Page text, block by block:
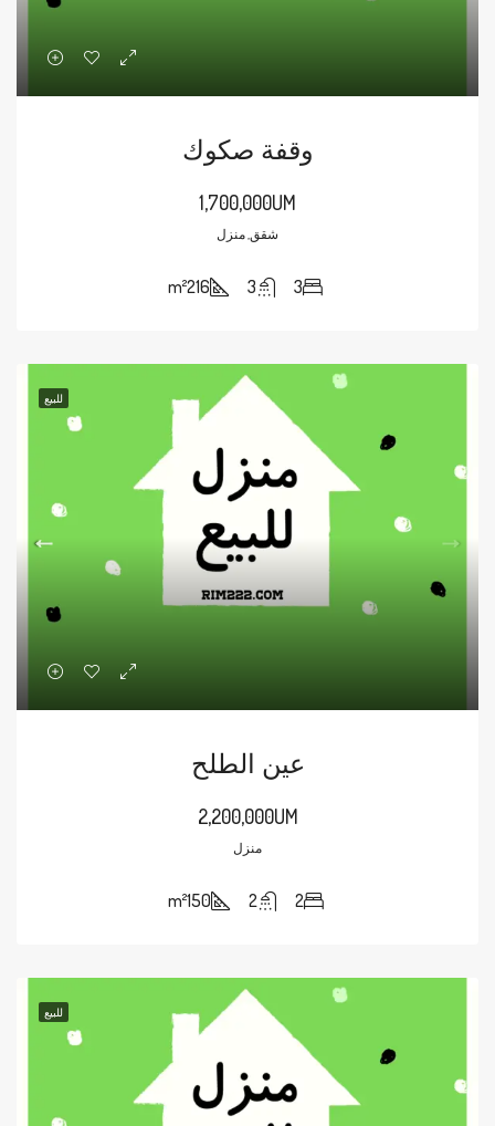
وقفة صكوك
1,700,000UM
شقق, منزل
3
3
216
m²
للبيع
عين الطلح
2,200,000UM
منزل
2
2
150
m²
للبيع